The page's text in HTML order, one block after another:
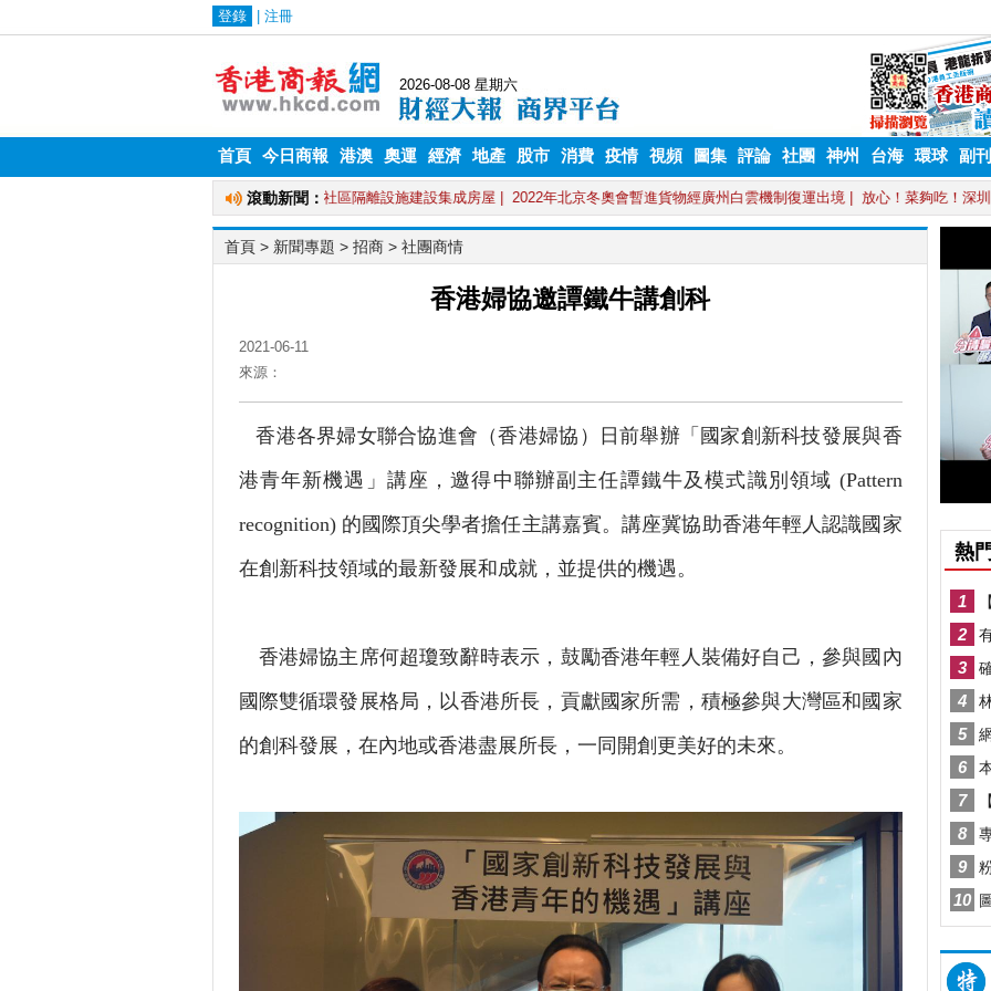
首頁 今日商報 港澳 奧運 經濟 地產 股市 消費 疫情 視頻 圖集 評論 社團 神州 台海 環球 副刊
首頁 > 新聞專題 > 招商 > 社團商情
香港婦協邀譚鐵牛講創科
2021-06-11
來源：
香港各界婦女聯合協進會（香港婦協）日前舉辦「國家創新科技發展與香
港青年新機遇」講座，邀得中聯辦副主任譚鐵牛及模式識別領域 (Pattern
recognition) 的國際頂尖學者擔任主講嘉賓。講座冀協助香港年輕人認識國家
在創新科技領域的最新發展和成就，並提供的機遇。
香港婦協主席何超瓊致辭時表示，鼓勵香港年輕人裝備好自己，參與國內
國際雙循環發展格局，以香港所長，貢獻國家所需，積極參與大灣區和國家
的創科發展，在內地或香港盡展所長，一同開創更美好的未來。